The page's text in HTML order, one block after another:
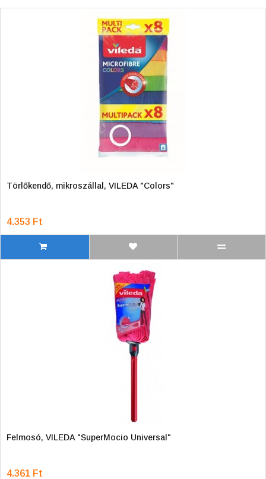
Törlőkendő, mikroszállal, VILEDA "Colors"
4.353 Ft
Felmosó, VILEDA "SuperMocio Universal"
4.361 Ft